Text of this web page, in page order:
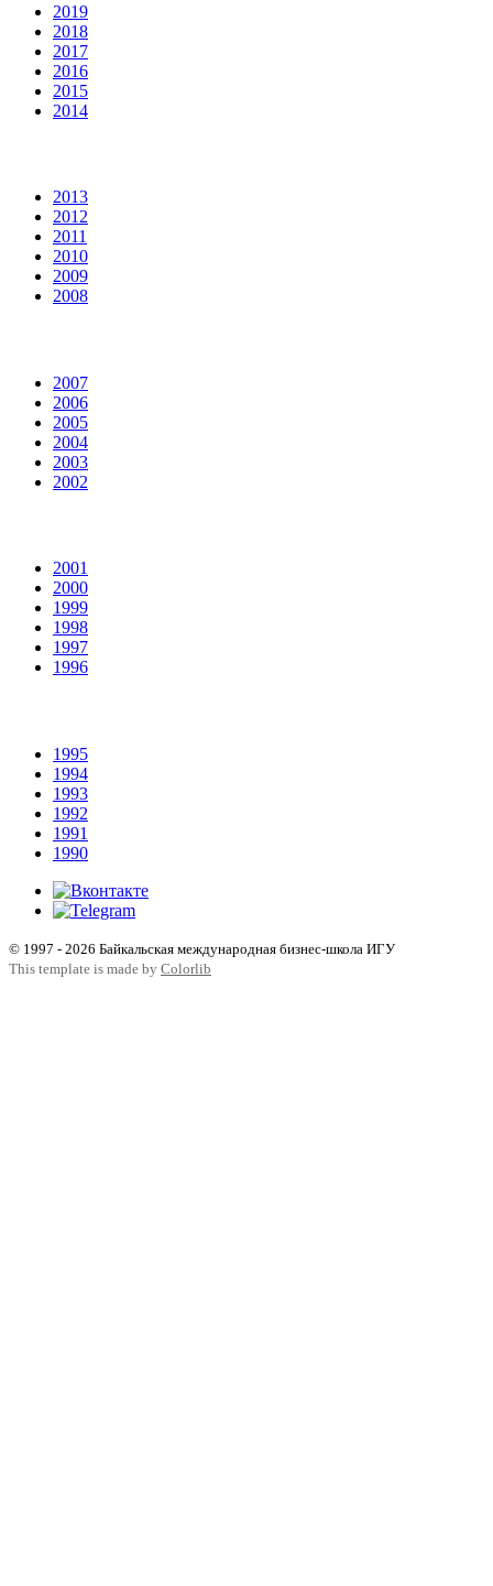
2019
2018
2017
2016
2015
2014
2013
2012
2011
2010
2009
2008
2007
2006
2005
2004
2003
2002
2001
2000
1999
1998
1997
1996
1995
1994
1993
1992
1991
1990
© 1997 - 2026 Байкальская международная бизнес-школа ИГУ
This template is made by Colorlib